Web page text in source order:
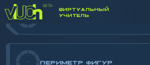
ВИРТУАЛЬНЫЙ
УЧИТЕЛЬ
- ФИГУРЫ НА ПЛОСКОСТИ
- ПЕРИМЕТР ФИГУР